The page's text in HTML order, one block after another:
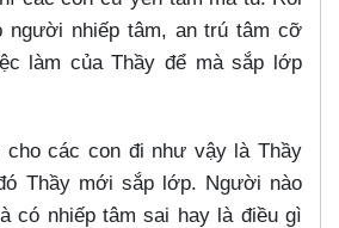
người nhiếp tâm, an trú tâm cỡ
làm của Thầy để mà sắp lớp
cho các con đi như vậy là Thầy
Thầy mới sắp lớp. Người nào
có nhiếp tâm sai hay là điều gì